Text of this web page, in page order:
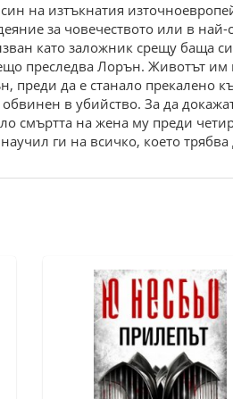
на изтъкнатия
за човечеството или в
като заложник срещу баща
преследва Лорън. Животът
преди да е станало прекалено
в убийство. За да
смъртта на жена му преди
ги на всичко, което трябва